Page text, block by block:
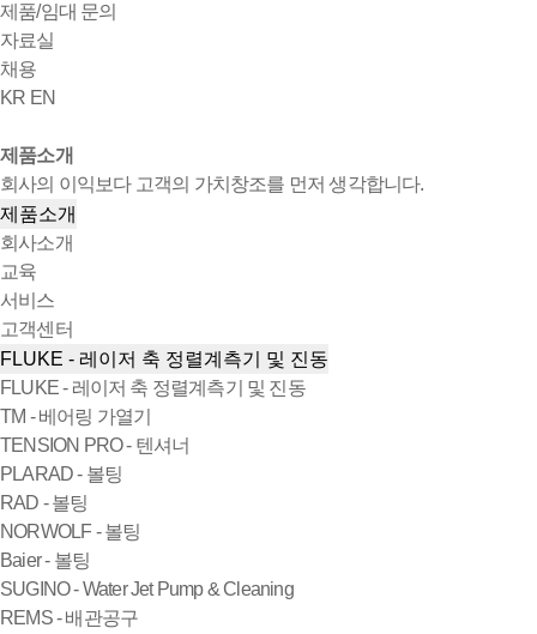
제품/임대 문의
자료실
채용
KR EN
제품소개
회사의 이익보다 고객의 가치창조를 먼저 생각합니다.
제품소개
회사소개
교육
서비스
고객센터
FLUKE - 레이저 축 정렬계측기 및 진동
FLUKE - 레이저 축 정렬계측기 및 진동
TM - 베어링 가열기
TENSION PRO - 텐셔너
PLARAD - 볼팅
RAD - 볼팅
NORWOLF - 볼팅
Baier - 볼팅
SUGINO - Water Jet Pump & Cleaning
REMS - 배관공구